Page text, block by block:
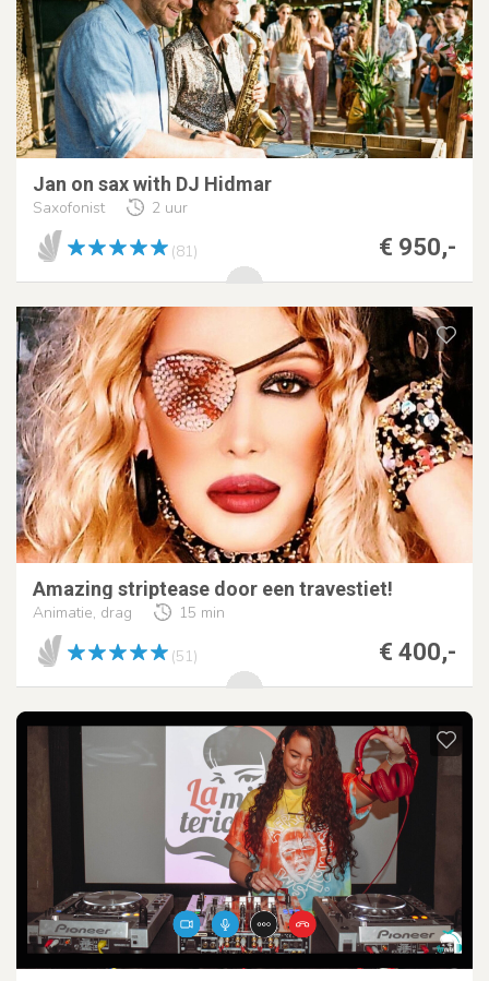
Jan on sax with DJ Hidmar
Saxofonist 2 uur
€ 950,-
(81)
Amazing striptease door een travestiet!
Animatie, drag 15 min
€ 400,-
(51)